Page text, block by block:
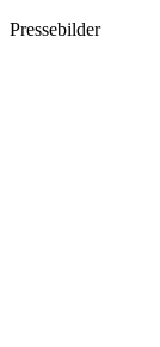
Pressebilder